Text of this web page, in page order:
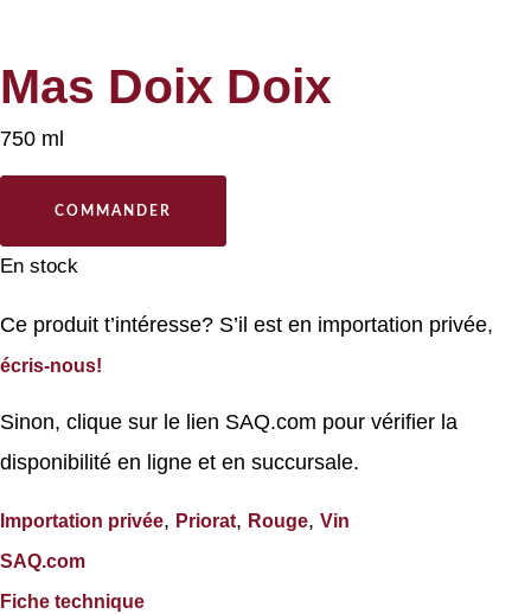
Mas Doix Doix
750 ml
COMMANDER
En stock
Ce produit t’intéresse? S’il est en importation privée,
écris-nous!
Sinon, clique sur le lien SAQ.com pour vérifier la
disponibilité en ligne et en succursale.
Importation privée, Priorat, Rouge, Vin
SAQ.com
Fiche technique